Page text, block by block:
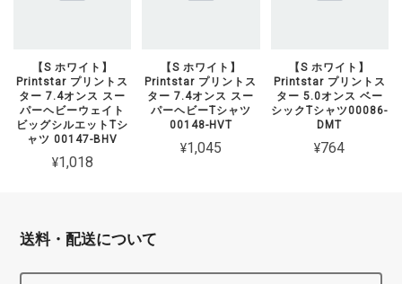
【S ホワイト】
Printstar プリントス
ター 7.4オンス スー
パーヘビーウェイト
ビッグシルエットTシ
ャツ 00147-BHV
¥1,018
【S ホワイト】
Printstar プリントス
ター 7.4オンス スー
パーヘビーTシャツ
00148-HVT
¥1,045
【S ホワイト】
Printstar プリントス
ター 5.0オンス ベー
シックTシャツ00086-
DMT
¥764
送料・配送について